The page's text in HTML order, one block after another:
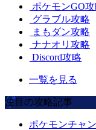
ポケモンGO
グラブル攻略
まもダン攻略
ナナオリ攻略
Discord攻略
一覧を見る
注目の攻略記事
ポケモンチャ